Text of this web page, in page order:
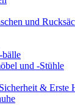
und
bälle
und -Stühle
& Erste